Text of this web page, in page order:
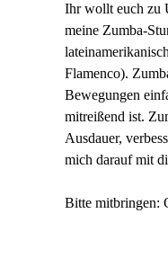
Ihr wollt euch zu
meine Zumba-
Flamenco).
Bewegungen
mitreißend ist.
Ausdauer,
mich darauf mit
Bitte mitbringen: